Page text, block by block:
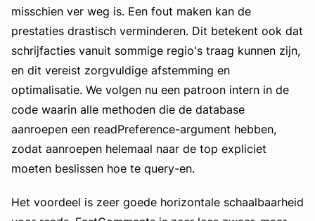
misschien ver weg is. Een fout maken kan de
prestaties drastisch verminderen. Dit betekent ook dat
schrijfacties vanuit sommige regio's traag kunnen zijn,
en dit vereist zorgvuldige afstemming en
optimalisatie. We volgen nu een patroon intern in de
code waarin alle methoden die de database
aanroepen een readPreference-argument hebben,
zodat aanroepen helemaal naar de top expliciet
moeten beslissen hoe te query-en.
Het voordeel is zeer goede horizontale schaalbaarheid